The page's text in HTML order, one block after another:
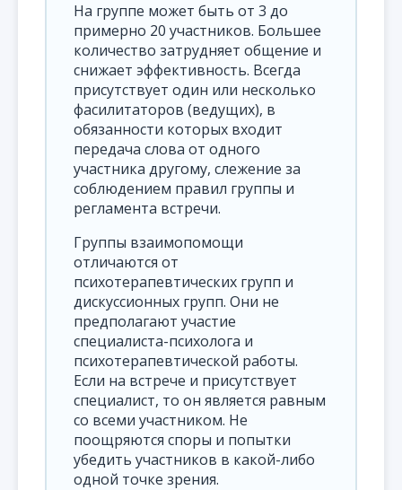
На группе может быть от 3 до
примерно 20 участников. Большее
количество затрудняет общение и
снижает эффективность. Всегда
присутствует один или несколько
фасилитаторов (ведущих), в
обязанности которых входит
передача слова от одного
участника другому, слежение за
соблюдением правил группы и
регламента встречи.
Группы взаимопомощи
отличаются от
психотерапевтических групп и
дискуссионных групп. Они не
предполагают участие
специалиста-психолога и
психотерапевтической работы.
Если на встрече и присутствует
специалист, то он является равным
со всеми участником. Не
поощряются споры и попытки
убедить участников в какой-либо
одной точке зрения.